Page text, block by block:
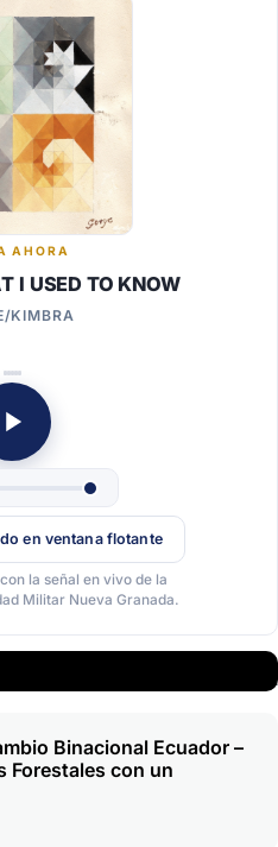
AHORA
I USED TO KNOW
KIMBRA
en ventana flotante
la señal en vivo de la
Militar Nueva Granada.
Binacional Ecuador –
Forestales con un